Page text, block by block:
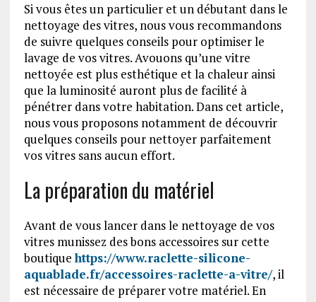
Si vous êtes un particulier et un débutant dans le
nettoyage des vitres, nous vous recommandons
de suivre quelques conseils pour optimiser le
lavage de vos vitres. Avouons qu’une vitre
nettoyée est plus esthétique et la chaleur ainsi
que la luminosité auront plus de facilité à
pénétrer dans votre habitation. Dans cet article,
nous vous proposons notamment de découvrir
quelques conseils pour nettoyer parfaitement
vos vitres sans aucun effort.
La préparation du matériel
Avant de vous lancer dans le nettoyage de vos
vitres munissez des bons accessoires sur cette
boutiquehttps://www.raclette-silicone-
aquablade.fr/accessoires-raclette-a-vitre/, il
est nécessaire de préparer votre matériel. En